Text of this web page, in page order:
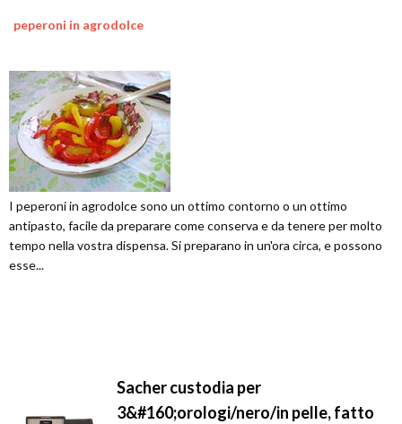
peperoni in agrodolce
I peperoni in agrodolce sono un ottimo contorno o un ottimo
antipasto, facile da preparare come conserva e da tenere per molto
tempo nella vostra dispensa. Si preparano in un'ora circa, e possono
esse...
Sacher custodia per
3&#160;orologi/nero/in pelle, fatto